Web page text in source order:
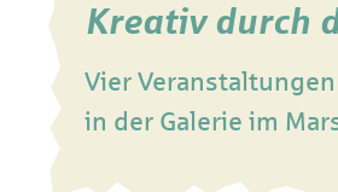
Kreativ durch
Vier
in der Galerie im